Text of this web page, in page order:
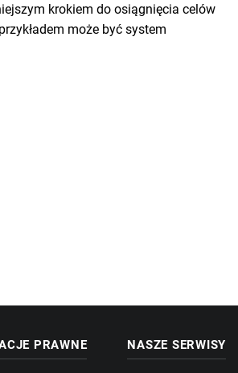
krokiem do osiągnięcia celów
może być system
PRAWNE NASZE SERWISY